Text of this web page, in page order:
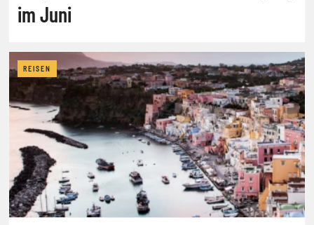
im Juni
REISEN